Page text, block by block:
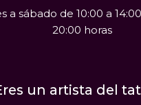
a sábado de 10:00 a
20:00 horas
un artista del